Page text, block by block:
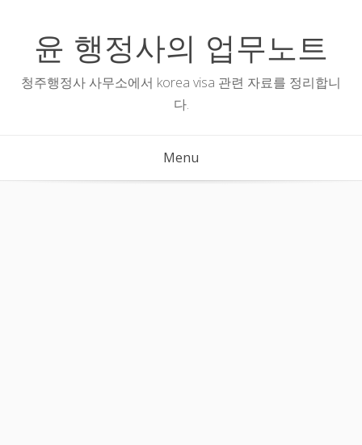
content윤 행정사의 업무노트
청주행정사 사무소에서 korea visa 관련 자료를 정리합니
다.
Menu